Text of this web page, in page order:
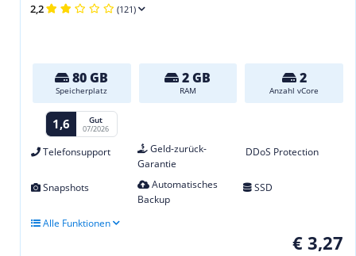
2,2 (121)
80 GB
Speicherplatz
2 GB
RAM
2
Anzahl vCore
1,6 Gut
07/2026
Telefonsupport
Geld-zurück-
Garantie
DDoS Protection
Snapshots
Automatisches
Backup
SSD
Alle Funktionen
€ 3,27